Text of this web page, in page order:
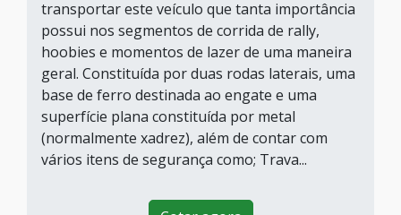
transportar este veículo que tanta importância
possui nos segmentos de corrida de rally,
hoobies e momentos de lazer de uma maneira
geral. Constituída por duas rodas laterais, uma
base de ferro destinada ao engate e uma
superfície plana constituída por metal
(normalmente xadrez), além de contar com
vários itens de segurança como; Trava...